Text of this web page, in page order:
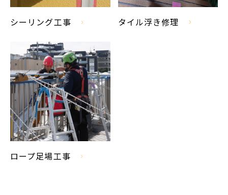
シーリング工事 タイル浮き修理
ロープ足場工事